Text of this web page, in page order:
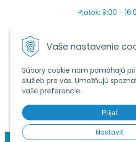
Vaše nastavenie
Súbory cookie nám pomáhajú
služieb pre vás. Umožňujú
vaše preferencie.
Prijať
Nastaviť
Piatok: 9:00 -
Máme toho veľa v sezóne, ak
prosím mail.
Tel.:034 / 20 20
E-mail: